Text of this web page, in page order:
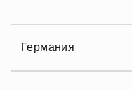
Германия